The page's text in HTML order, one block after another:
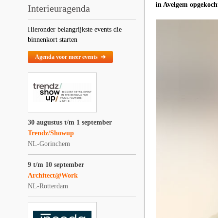
Interieuragenda
Hieronder belangrijkste events die
binnenkort starten
Agenda voor meer events ➔
30 augustus t/m 1 september
Trendz/Showup
NL-Gorinchem
9 t/m 10 september
Architect@Work
NL-Rotterdam
in Avelgem